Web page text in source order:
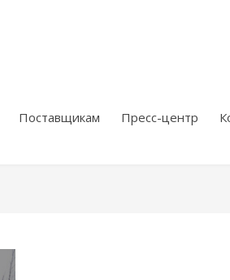
Поставщикам Пресс-центр